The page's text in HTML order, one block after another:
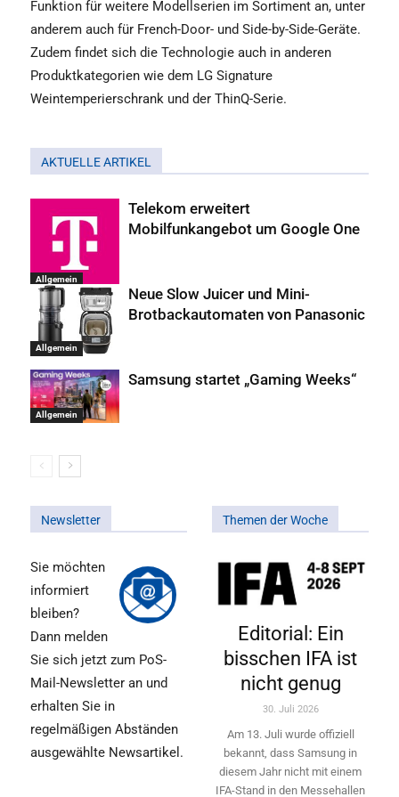
Funktion für weitere Modellserien im Sortiment an, unter
anderem auch für French-Door- und Side-by-Side-Geräte.
Zudem findet sich die Technologie auch in anderen
Produktkategorien wie dem LG Signature
Weintemperierschrank und der ThinQ-Serie.
AKTUELLE ARTIKEL
Allgemein
Telekom erweitert
Mobilfunkangebot um Google One
Allgemein
Neue Slow Juicer und Mini-
Brotbackautomaten von Panasonic
Allgemein
Samsung startet „Gaming Weeks“
Newsletter
Sie möchten
informiert
bleiben?
Dann melden
Sie sich jetzt zum PoS-
Mail-Newsletter an und
erhalten Sie in
regelmäßigen Abständen
ausgewählte Newsartikel.
Themen der Woche
Editorial: Ein
bisschen IFA ist
nicht genug
30. Juli 2026
Am 13. Juli wurde offiziell
bekannt, dass Samsung in
diesem Jahr nicht mit einem
IFA-Stand in den Messehallen